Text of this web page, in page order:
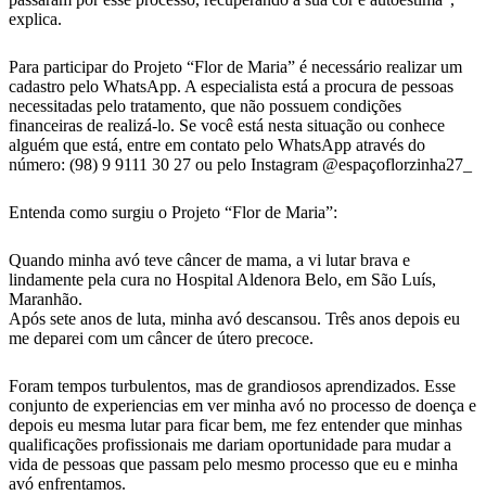
explica.
Para participar do Projeto “Flor de Maria” é necessário realizar um
cadastro pelo WhatsApp. A especialista está a procura de pessoas
necessitadas pelo tratamento, que não possuem condições
financeiras de realizá-lo. Se você está nesta situação ou conhece
alguém que está, entre em contato pelo WhatsApp através do
número: (98) 9 9111 30 27 ou pelo Instagram @espaçoflorzinha27_
Entenda como surgiu o Projeto “Flor de Maria”:
Quando minha avó teve câncer de mama, a vi lutar brava e
lindamente pela cura no Hospital Aldenora Belo, em São Luís,
Maranhão.
Após sete anos de luta, minha avó descansou. Três anos depois eu
me deparei com um câncer de útero precoce.
Foram tempos turbulentos, mas de grandiosos aprendizados. Esse
conjunto de experiencias em ver minha avó no processo de doença e
depois eu mesma lutar para ficar bem, me fez entender que minhas
qualificações profissionais me dariam oportunidade para mudar a
vida de pessoas que passam pelo mesmo processo que eu e minha
avó enfrentamos.